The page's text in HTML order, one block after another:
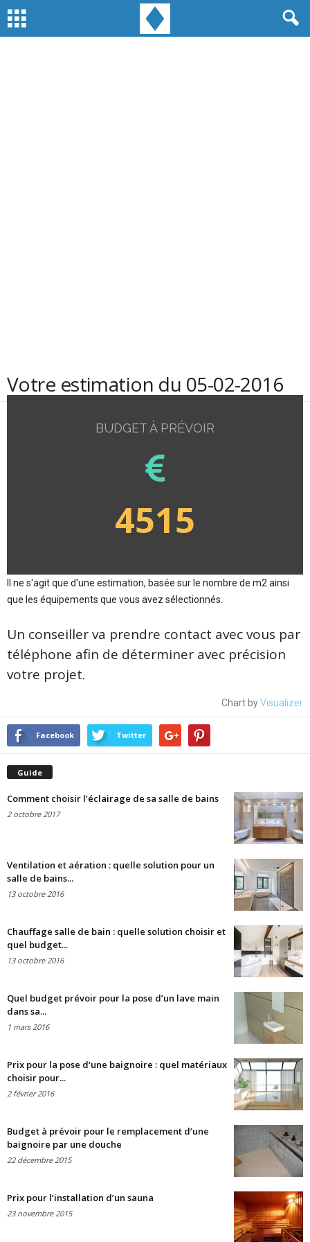
Votre estimation du 05-02-2016
BUDGET À PRÉVOIR
4515
Il ne s'agit que d'une estimation, basée sur le nombre de m2 ainsi
que les équipements que vous avez sélectionnés.
Un conseiller va prendre contact avec vous par
téléphone afin de déterminer avec précision
votre projet.
Chart byVisualizer
Facebook Twitter
Guide
Comment choisir l’éclairage de sa salle de bains
2 octobre 2017
Ventilation et aération : quelle solution pour un
salle de bains...
13 octobre 2016
Chauffage salle de bain : quelle solution choisir et
quel budget...
13 octobre 2016
Quel budget prévoir pour la pose d’un lave main
dans sa...
1 mars 2016
Prix pour la pose d’une baignoire : quel matériaux
choisir pour...
2 février 2016
Budget à prévoir pour le remplacement d’une
baignoire par une douche
22 décembre 2015
Prix pour l’installation d’un sauna
23 novembre 2015